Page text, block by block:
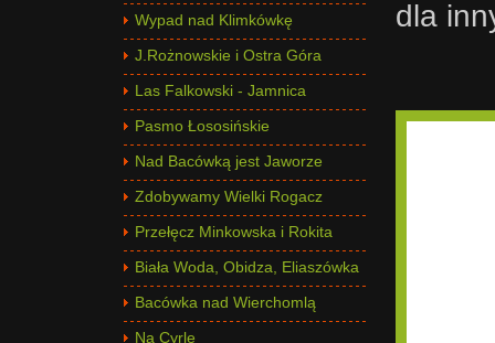
dla
Wypad nad Klimkówkę
J.Rożnowskie i Ostra Góra
Las Falkowski - Jamnica
Pasmo Łososińskie
Nad Bacówką jest Jaworze
Zdobywamy Wielki Rogacz
Przełęcz Minkowska i Rokita
Biała Woda, Obidza, Eliaszówka
Bacówka nad Wierchomlą
Na Cyrlę